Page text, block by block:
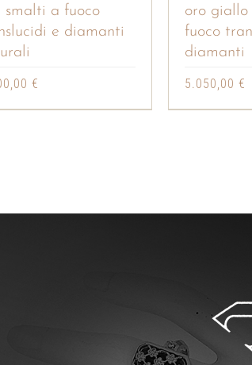
smalti a fuoco
e diamanti
€
oro giallo
fuoco
diamanti
5.050,00 €